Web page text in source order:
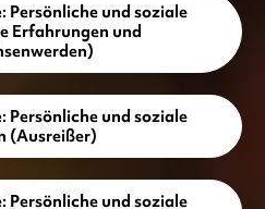
Persönliche und soziale
Erfahrungen und
Persönliche und soziale
(Ausreißer)
Persönliche und soziale